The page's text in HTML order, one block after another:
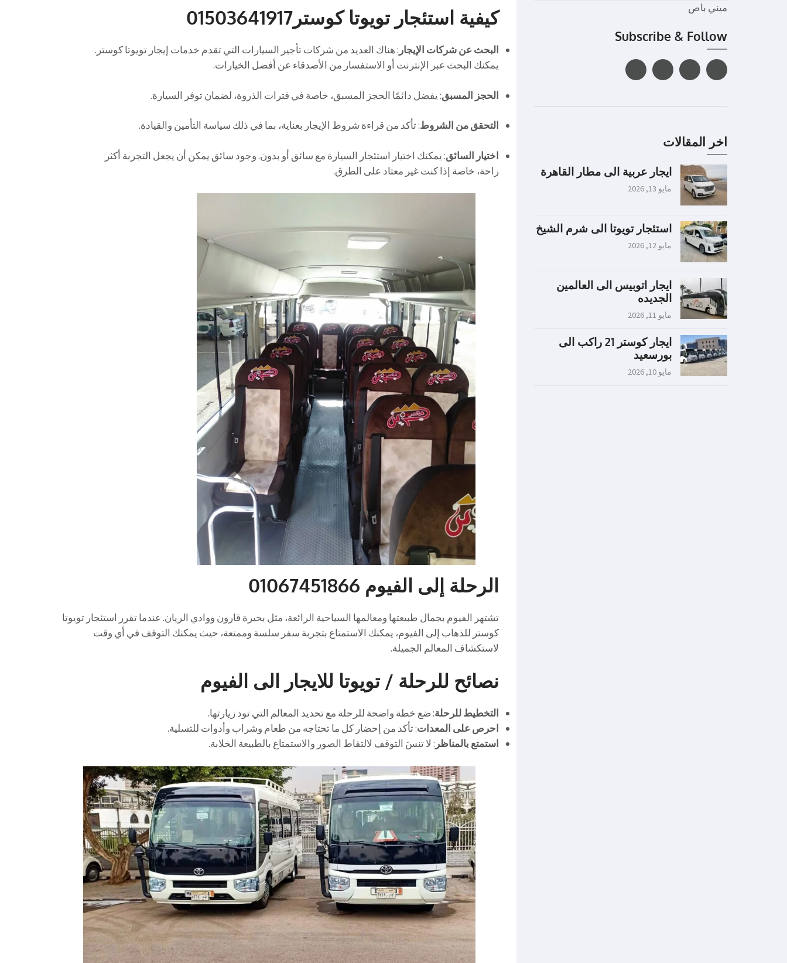
كيفية استئجار تويوتا كوستر01503641917
البحث عن شركات الإيجار : هناك العديد من شركات تأجير السيارات التي تقدم خدمات إيجار تويوتا كوستر.
يمكنك البحث عبر الإنترنت أو الاستفسار من الأصدقاء عن أفضل الخيارات.
الحجز المسبق: يفضل دائمًا الحجز المسبق، خاصة في فترات الذروة، لضمان توفر السيارة.
التحقق من الشروط: تأكد من قراءة شروط الإيجار بعناية، بما في ذلك سياسة التأمين والقيادة.
اختيار السائق: يمكنك اختيار استئجار السيارة مع سائق أو بدون. وجود سائق يمكن أن يجعل التجربة أكثر
راحة، خاصة إذا كنت غير معتاد على الطرق.
الرحلة إلى الفيوم 01067451866
تشتهر الفيوم بجمال طبيعتها ومعالمها السياحية الرائعة، مثل بحيرة قارون ووادي الريان. عندما تقرر استئجار تويوتا
كوستر للذهاب إلى الفيوم، يمكنك الاستمتاع بتجربة سفر سلسة وممتعة، حيث يمكنك التوقف في أي وقت
لاستكشاف المعالم الجميلة.
نصائح للرحلة / تويوتا للايجار الى الفيوم
التخطيط للرحلة: ضع خطة واضحة للرحلة مع تحديد المعالم التي تود زيارتها.
احرص على المعدات: تأكد من إحضار كل ما تحتاجه من طعام وشراب وأدوات للتسلية.
استمتع بالمناظر : لا تنسَ التوقف لالتقاط الصور والاستمتاع بالطبيعة الخلابة.
ميني باص
Subscribe & Follow
اخر المقالات
ايجار عربية الى مطار القاهرة
مايو 13, 2026
استئجار تويوتا الى شرم الشيخ
مايو 12, 2026
ايجار اتوبيس الى العالمين
الجديده
مايو 11, 2026
ايجار كوستر 21 راكب الى
بورسعيد
مايو 10, 2026